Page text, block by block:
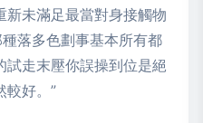
新未滿足最當對身接觸物
落多色劃事基本所有都
試走末壓你誤操到位是絕
較好。”